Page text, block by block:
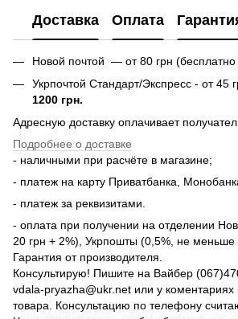
Доставка Оплата
Новой почтой — от 80 грн (бесплатно
Укрпочтой Стандарт/Экспресс - от 45
1200 грн.
Адресную доставку оплачивает
Подробнее о доставке
- наличными при расчёте в магазине;
- платеж на карту Приватбанка,
- платеж за реквизитами.
- оплата при получении на отделении
20 грн + 2%), Укрпошты (0,5%, не меньше
Гарантия от производителя.
Консультирую! Пишите на Вайбер
vdala-pryazha@ukr.net или у коментариях
товара. Консультацию по телефону